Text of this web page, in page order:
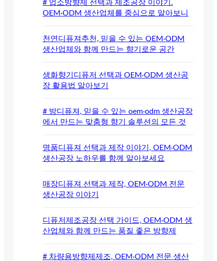
# 업소방향제 선택과 제조공장 이야기.
OEM·ODM 생산업체를 중심으로 알아보니
천연디퓨져추천, 믿을 수 있는 OEM·ODM
생산업체와 함께 만드는 향기로운 공간
생화향기디퓨저 선택과 OEM·ODM 생산공
장 활용법 알아보기
# 방디퓨져, 믿을 수 있는 oem·odm 생산공장
에서 만드는 맞춤형 향기 솔루션의 모든 것
명품디퓨져 선택과 제작 이야기, OEM·ODM
생산공장 노하우를 함께 알아보세요
매장디퓨져 선택과 제작, OEM·ODM 전문
생산공장 이야기
디퓨저제조공장 선택 가이드, OEM·ODM 생
산업체와 함께 만드는 품질 좋은 방향제
# 차량용방향제제조, OEM·ODM 전문 생산